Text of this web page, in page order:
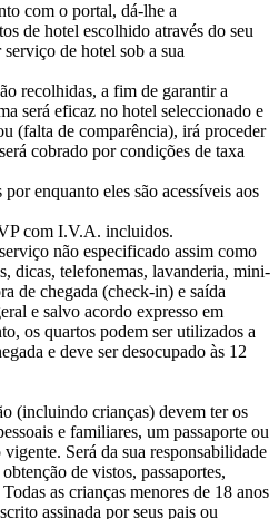
com o portal, dá-lhe a
de hotel escolhido através do seu
de hotel sob a sua
recolhidas, a fim de garantir a
será eficaz no hotel seleccionado e
(falta de comparência), irá proceder
cobrado por condições de taxa
enquanto eles são acessíveis aos
com I.V.A. incluidos.
não especificado assim como
dicas, telefonemas, lavanderia, mini-
de chegada (check-in) e saída
e salvo acordo expresso em
os quartos podem ser utilizados a
e deve ser desocupado às 12
(incluindo crianças) devem ter os
e familiares, um passaporte ou
Será da sua responsabilidade
de vistos, passaportes,
as crianças menores de 18 anos
assinada por seus pais ou